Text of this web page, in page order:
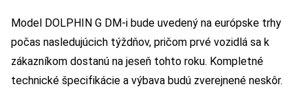
Model DOLPHIN G DM-i bude uvedený na európske trhy
počas nasledujúcich týždňov, pričom prvé vozidlá sa k
zákazníkom dostanú na jeseň tohto roku. Kompletné
technické špecifikácie a výbava budú zverejnené neskôr.